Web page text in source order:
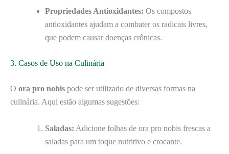
Propriedades Antioxidantes: Os compostos
antioxidantes ajudam a combater os radicais livres,
que podem causar doenças crônicas.
3. Casos de Uso na Culinária
O ora pro nobis pode ser utilizado de diversas formas na
culinária. Aqui estão algumas sugestões:
Saladas: Adicione folhas de ora pro nobis frescas a
saladas para um toque nutritivo e crocante.